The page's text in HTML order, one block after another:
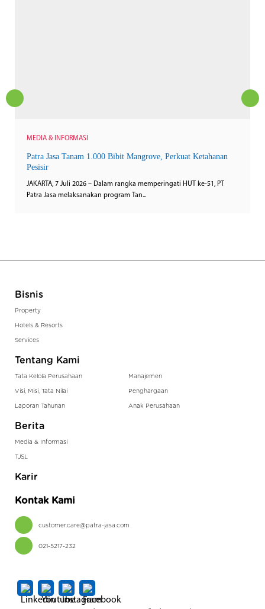
MEDIA & INFORMASI
Patra Jasa Tanam 1.000 Bibit Mangrove, Perkuat Ketahanan
Pesisir
JAKARTA, 7 Juli 2026 – Dalam rangka memperingati HUT ke-51, PT
Patra Jasa melaksanakan program Tan...
Bisnis
Property
Hotels & Resorts
Services
Tentang Kami
Tata Kelola Perusahaan
Visi, Misi, Tata Nilai
Laporan Tahunan
Manajemen
Penghargaan
Anak Perusahaan
Berita
Media & Informasi
TJSL
Karir
Kontak Kami
customer.care@patra-jasa.com
021-5217-232